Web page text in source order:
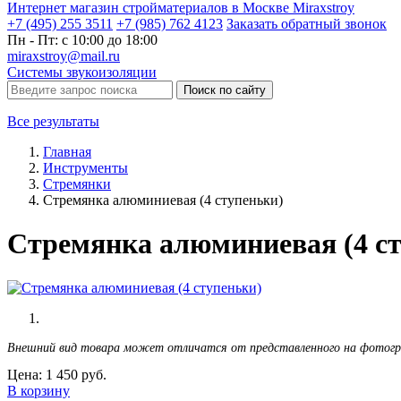
Интернет магазин стройматериалов в Москве Miraxstroy
+7 (495) 255 3511 +7 (985) 762 4123 Заказать обратный звонок
Пн - Пт: с 10:00 до 18:00
miraxstroy@mail.ru
Системы звукоизоляции
Поиск по сайту
Все результаты
Главная
Инструменты
Стремянки
Стремянка алюминиевая (4 ступеньки)
Стремянка алюминиевая (4
Внешний вид товара может отличатся от представленного на
Цена: 1 450 руб.
В корзину